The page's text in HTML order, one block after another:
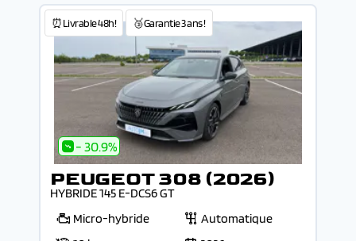
⏰Livrable 48h! 🥉Garantie 3 ans !
- 30.9%
PEUGEOT 308 (2026)
HYBRIDE 145 E-DCS6 GT
Micro-hybride
Automatique